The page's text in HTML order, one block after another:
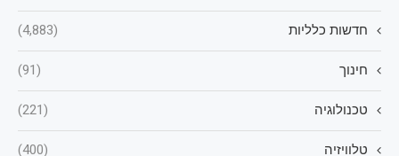
חדשות כלליות (4,883)
חינוך (91)
טכנולוגיה (221)
טלוויזיה (400)